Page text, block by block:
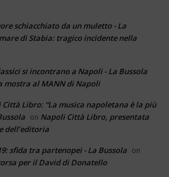
schiacchiato da un muletto - La
di Stabia: tragico incidente nella
si incontrano a Napoli - La Bussola
mostra al MANN di Napoli
Libro: “La musica napoletana è la più
on Napoli Città Libro, presentata
dell’editoria
sfida tra partenopei - La Bussola on
per il David di Donatello